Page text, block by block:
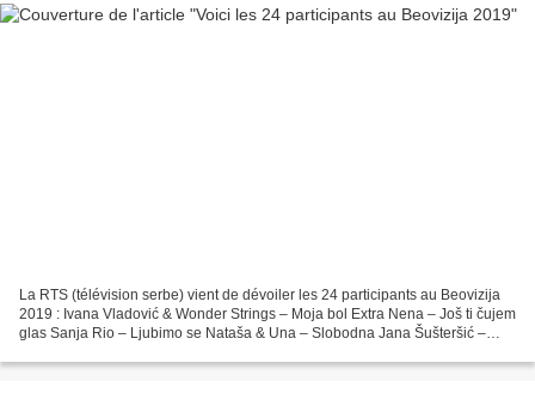
La RTS (télévision serbe) vient de dévoiler les 24 participants au Beovizija
2019 : Ivana Vladović & Wonder Strings – Moja bol Extra Nena – Još ti čujem
glas Sanja Rio – Ljubimo se Nataša & Una – Slobodna Jana Šušteršić –